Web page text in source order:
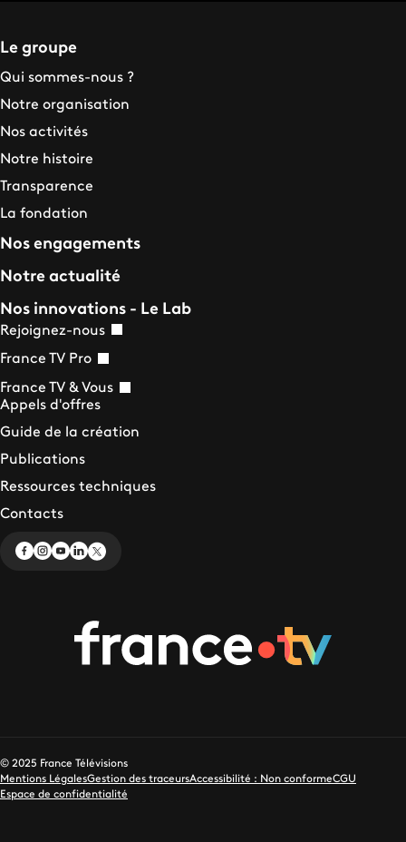
Le groupe
Qui sommes-nous ?
Notre organisation
Nos activités
Notre histoire
Transparence
La fondation
Nos engagements
Notre actualité
Nos innovations - Le Lab
Rejoignez-nous
France TV Pro
France TV & Vous
Appels d'offres
Guide de la création
Publications
Ressources techniques
Contacts
© 2025 France Télévisions
Mentions LégalesGestion des traceursAccessibilité : Non conformeCGU
Espace de confidentialité